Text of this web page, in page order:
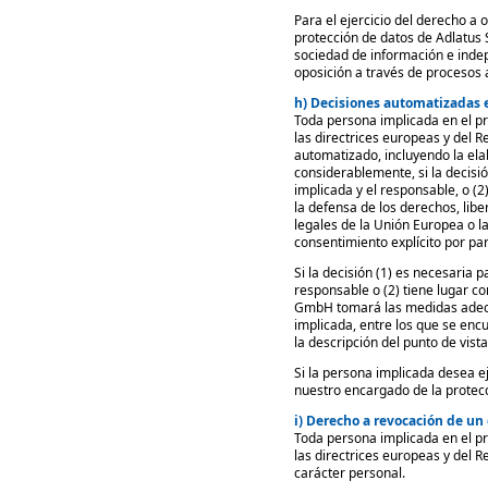
Para el ejercicio del derecho a
protección de datos de
sociedad de información e
oposición a través de
h) Decisiones automatizadas
Toda persona implicada en el
las directrices europeas y del
automatizado, incluyendo la
considerablemente, si la
implicada y el responsable, o
la defensa de los derechos,
legales de la Unión Europea o
consentimiento explícito por
Si la decisión (1) es necesaria
responsable o (2) tiene lugar
GmbH tomará las medidas
implicada, entre los que se
la descripción del punto de
Si la persona implicada desea
nuestro encargado de la
i) Derecho a revocación de
Toda persona implicada en el
las directrices europeas y del
carácter personal.